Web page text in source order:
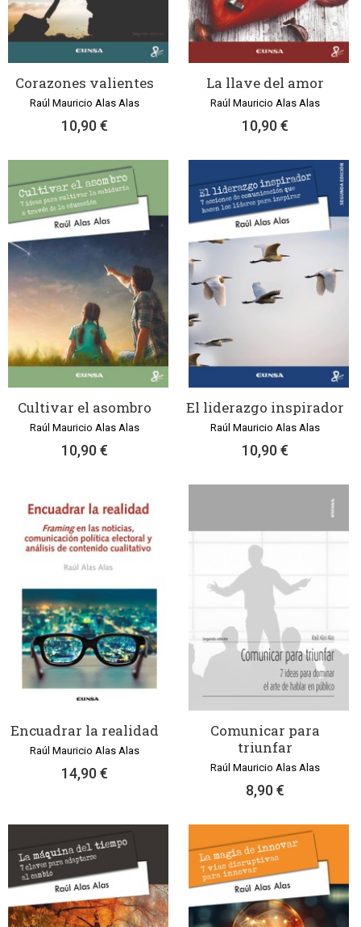
Corazones valientes
Raúl Mauricio Alas Alas
10,90 €
La llave del amor
Raúl Mauricio Alas Alas
10,90 €
Cultivar el asombro
Raúl Mauricio Alas Alas
10,90 €
El liderazgo inspirador
Raúl Mauricio Alas Alas
10,90 €
Encuadrar la realidad
Raúl Mauricio Alas Alas
14,90 €
Comunicar para
triunfar
Raúl Mauricio Alas Alas
8,90 €